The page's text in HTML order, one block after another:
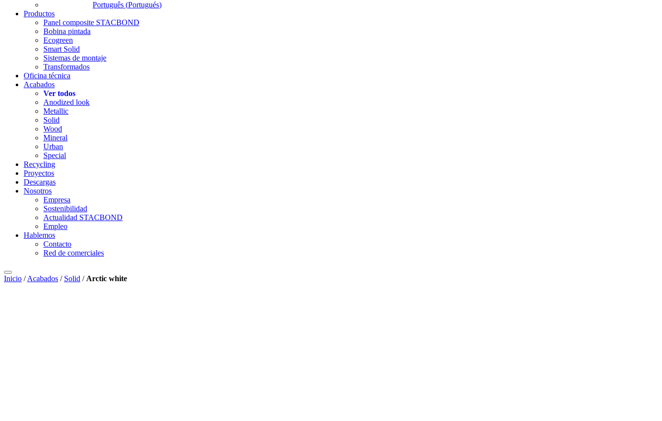
Português (Portugués)
Productos
Panel composite STACBOND
Bobina pintada
Ecogreen
Smart Solid
Sistemas de montaje
Transformados
Oficina técnica
Acabados
Ver todos
Anodized look
Metallic
Solid
Wood
Mineral
Urban
Special
Recycling
Proyectos
Descargas
Nosotros
Empresa
Sostenibilidad
Actualidad STACBOND
Empleo
Hablemos
Contacto
Red de comerciales
Inicio /Acabados / Solid / Arctic white